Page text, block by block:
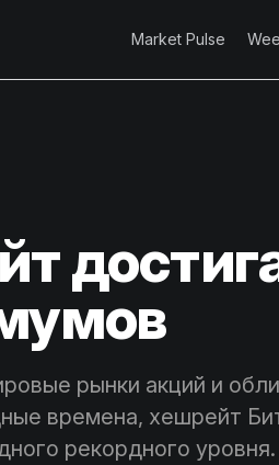
Market Pulse
рынки акций и
времена, хешрейт
рекордного